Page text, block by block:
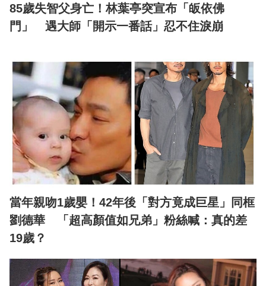
85歲失智父身亡！林葉亭突宣布「皈依佛
門」 遇大師「開示一番話」忍不住淚崩
當年親吻1歲嬰！42年後「對方竟成巨星」同框
劉德華 「超高顏值如兄弟」粉絲喊：真的差
19歲？